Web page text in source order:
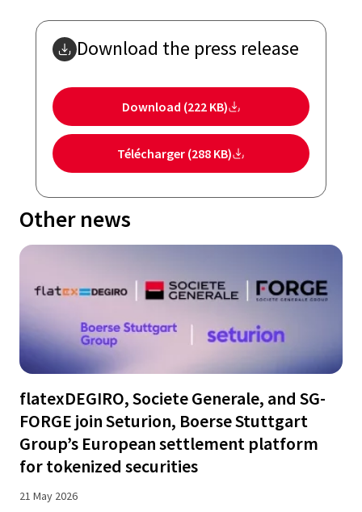
Download the press release
Download (222 KB)
Télécharger (288 KB)
Other news
flatexDEGIRO, Societe Generale, and SG-
FORGE join Seturion, Boerse Stuttgart
Group’s European settlement platform
for tokenized securities
21 May 2026